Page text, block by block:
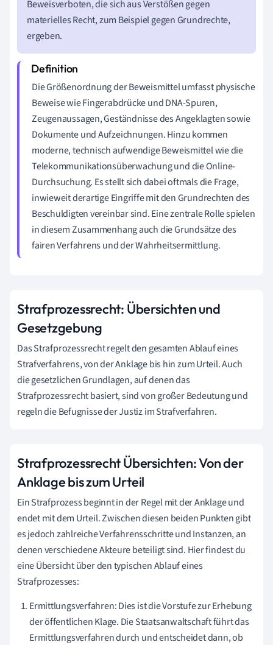
Beweisverboten, die sich aus Verstößen gegen
materielles Recht, zum Beispiel gegen Grundrechte,
ergeben.
Die Größenordnung der Beweismittel umfasst physische
Beweise wie Fingerabdrücke und DNA-Spuren,
Zeugenaussagen, Geständnisse des Angeklagten sowie
Dokumente und Aufzeichnungen. Hinzu kommen
moderne, technisch aufwendige Beweismittel wie die
Telekommunikationsüberwachung und die Online-
Durchsuchung. Es stellt sich dabei oftmals die Frage,
inwieweit derartige Eingriffe mit den Grundrechten des
Beschuldigten vereinbar sind. Eine zentrale Rolle spielen
in diesem Zusammenhang auch die Grundsätze des
fairen Verfahrens und der Wahrheitsermittlung.
Strafprozessrecht: Übersichten und
Gesetzgebung
Das Strafprozessrecht regelt den gesamten Ablauf eines
Strafverfahrens, von der Anklage bis hin zum Urteil. Auch
die gesetzlichen Grundlagen, auf denen das
Strafprozessrecht basiert, sind von großer Bedeutung und
regeln die Befugnisse der Justiz im Strafverfahren.
Strafprozessrecht Übersichten: Von der
Anklage bis zum Urteil
Ein Strafprozess beginnt in der Regel mit der Anklage und
endet mit dem Urteil. Zwischen diesen beiden Punkten gibt
es jedoch zahlreiche Verfahrensschritte und Instanzen, an
denen verschiedene Akteure beteiligt sind. Hier findest du
eine Übersicht über den typischen Ablauf eines
Strafprozesses:
Ermittlungsverfahren: Dies ist die Vorstufe zur Erhebung
der öffentlichen Klage. Die Staatsanwaltschaft führt das
Ermittlungsverfahren durch und entscheidet dann, ob